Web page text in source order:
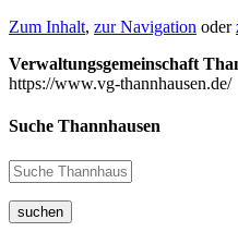
Zum Inhalt, zur Navigation oder
Verwaltungsgemeinschaft
https://www.vg-thannhausen.de/
Suche Thannhausen
suchen